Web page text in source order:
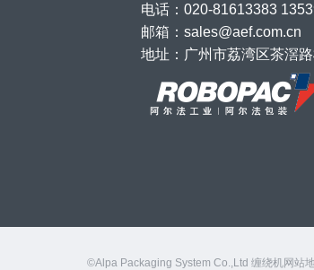
电话：020-81613383
邮箱：sales@aef.com.cn
地址：广州市荔湾区茶滘
©Alpa Packaging System Co.,Ltd 缠绕机网站